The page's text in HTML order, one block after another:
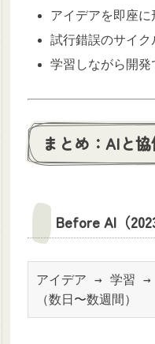
アイデアを即座に
試行錯誤のサイク
学習しながら開発
まとめ：AIと
Before AI（
アイデア → 学習
（数日〜数週間）